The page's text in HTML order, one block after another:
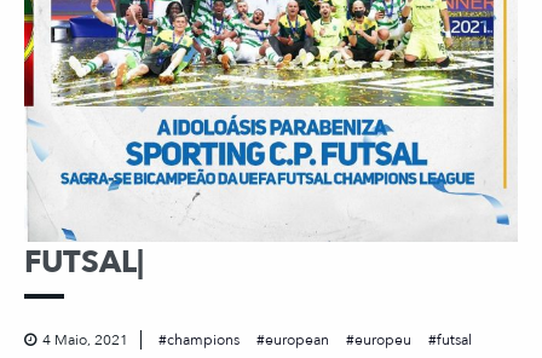
FUTSAL|
4 Maio, 2021 champions european europeu
futsal